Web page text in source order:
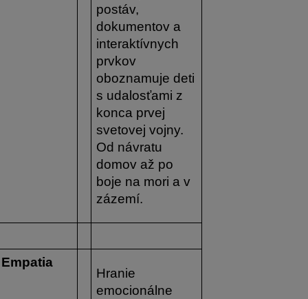
postáv,
dokumentov a
interaktívnych
prvkov
oboznamuje deti
s udalosťami z
konca prvej
svetovej vojny.
Od návratu
domov až po
boje na mori a v
zázemí.
Empatia
Hranie
emocionálne